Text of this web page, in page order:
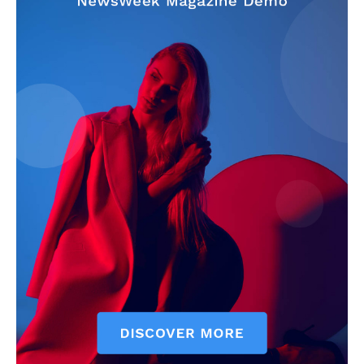
ELŐFIZETÉS
Hasznos
bSZ fiók